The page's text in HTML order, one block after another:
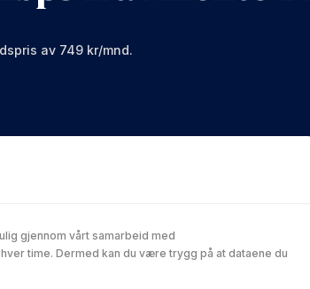
av 749 kr/mnd.
gjennom vårt samarbeid med
time. Dermed kan du være trygg på at dataene du